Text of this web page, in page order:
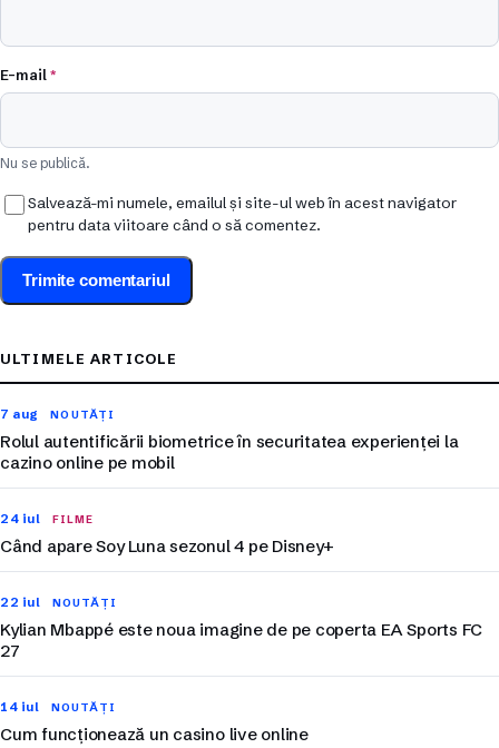
E-mail*
Nu se publică.
Salvează-mi numele, emailul și site-ul web în acest navigator
pentru data viitoare când o să comentez.
ULTIMELE ARTICOLE
7 aug NOUTĂȚI
Rolul autentificării biometrice în securitatea experienței la
cazino online pe mobil
24 iul FILME
Când apare Soy Luna sezonul 4 pe Disney+
22 iul NOUTĂȚI
Kylian Mbappé este noua imagine de pe coperta EA Sports FC
27
14 iul NOUTĂȚI
Cum funcționează un casino live online